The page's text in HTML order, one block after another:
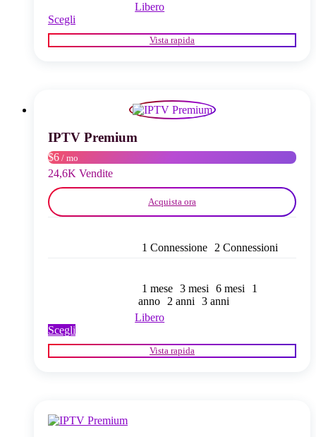
Libero
Scegli
prodotto
ha
scelte
nella
pagina
del
Vista rapida
IPTV Premium
$6 / mo
24,6K Vendite
Acquista ora
1 Connessione 2 Connessioni
1 mese 3 mesi 6 mesi
1
anno
2 anni
3 anni
Libero
Scegli
prodotto
ha
possono
Vista rapida